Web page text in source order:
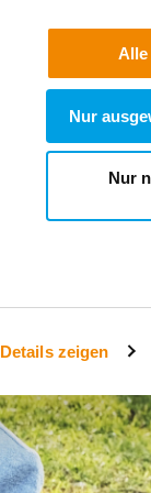
Details zeigen
Alle
Nur
Nur